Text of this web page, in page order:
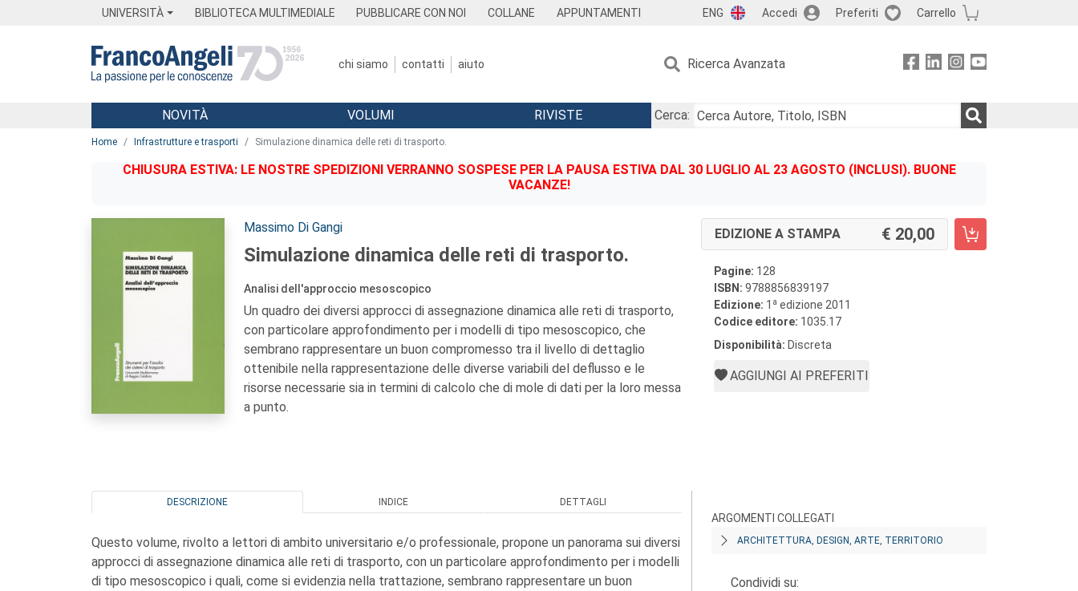
UNIVERSITÀ BIBLIOTECA MULTIMEDIALE PUBBLICARE CON NOI COLLANE APPUNTAMENTI ENG Accedi Preferiti Carrello
chi siamo contatti aiuto Ricerca Avanzata
Menu
NOVITÀ VOLUMI RIVISTE
Cerca:
Home Infrastrutture e trasporti Simulazione dinamica delle reti di trasporto.
CHIUSURA ESTIVA: LE NOSTRE SPEDIZIONI VERRANNO SOSPESE PER LA PAUSA ESTIVA DAL 30 LUGLIO AL 23 AGOSTO (INCLUSI). BUONE
VACANZE!
Autori:
Massimo Di Gangi
Simulazione dinamica delle reti di trasporto.
Analisi dell'approccio mesoscopico
Un quadro dei diversi approcci di assegnazione dinamica alle reti di trasporto,
con particolare approfondimento per i modelli di tipo mesoscopico, che
sembrano rappresentare un buon compromesso tra il livello di dettaglio
ottenibile nella rappresentazione delle diverse variabili del deflusso e le
risorse necessarie sia in termini di calcolo che di mole di dati per la loro messa
a punto.
EDIZIONE A STAMPA 20,00
Pagine: 128
ISBN: 9788856839197
Edizione: 1 a edizione 2011
Codice editore: 1035.17
Disponibilità: Discreta
AGGIUNGI AI PREFERITI
DESCRIZIONE INDICE DETTAGLI
Questo volume, rivolto a lettori di ambito universitario e/o professionale, propone un panorama sui diversi
approcci di assegnazione dinamica alle reti di trasporto, con un particolare approfondimento per i modelli
di tipo mesoscopico i quali, come si evidenzia nella trattazione, sembrano rappresentare un buon
ARGOMENTI COLLEGATI
ARCHITETTURA, DESIGN, ARTE, TERRITORIO
Condividi su: